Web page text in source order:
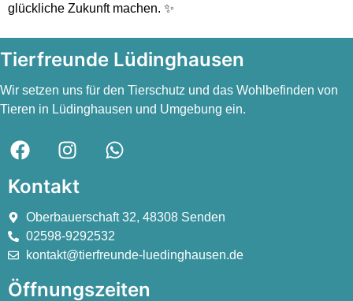
glückliche Zukunft machen. ✨️
Tierfreunde Lüdinghausen
Wir setzen uns für den Tierschutz und das Wohlbefinden von
Tieren in Lüdinghausen und Umgebung ein.
Kontakt
Oberbauerschaft 32, 48308 Senden
02598-9292532
kontakt@tierfreunde-luedinghausen.de
Öffnungszeiten